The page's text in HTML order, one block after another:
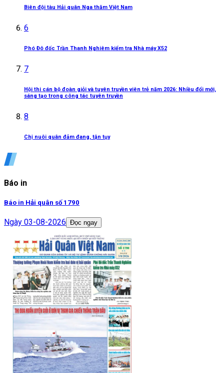
Biên đội tàu Hải quân Nga thăm Việt Nam
6
Phó Đô đốc Trần Thanh Nghiêm kiểm tra Nhà máy X52
7
Hội thi cán bộ đoàn giỏi và tuyên truyền viên trẻ năm 2026: Nhiều đổi mới,
sáng tạo trong công tác tuyên truyền
8
Chị nuôi quân đảm đang, tận tụy
Báo in
Báo in Hải quân số 1790
Ngày 03-08-2026 Đọc ngay